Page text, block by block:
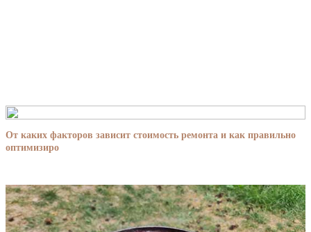
От каких факторов зависит стоимость ремонта и как правильно
оптимизиро